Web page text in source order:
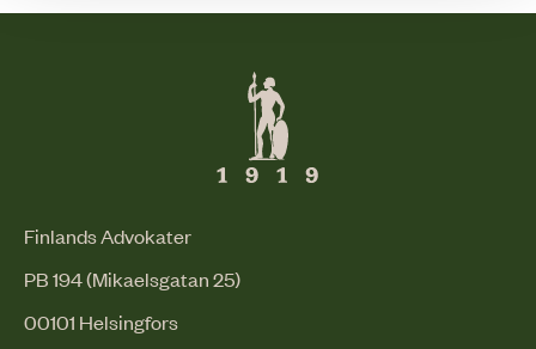
Finlands Advokater
PB 194 (Mikaelsgatan 25)
00101 Helsingfors